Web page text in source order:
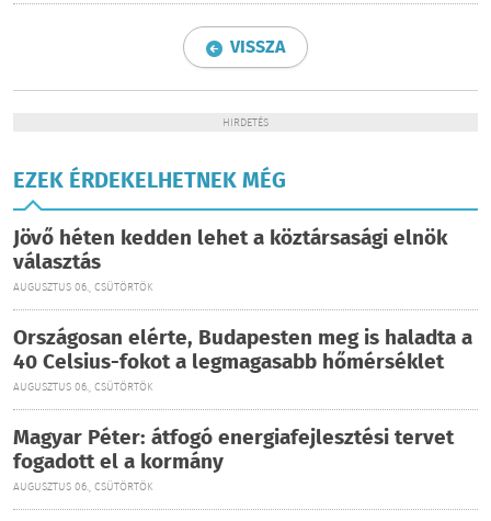
VISSZA
HIRDETÉS
EZEK ÉRDEKELHETNEK MÉG
Jövő héten kedden lehet a köztársasági elnök
választás
AUGUSZTUS 06., CSÜTÖRTÖK
Országosan elérte, Budapesten meg is haladta a
40 Celsius-fokot a legmagasabb hőmérséklet
AUGUSZTUS 06., CSÜTÖRTÖK
Magyar Péter: átfogó energiafejlesztési tervet
fogadott el a kormány
AUGUSZTUS 06., CSÜTÖRTÖK